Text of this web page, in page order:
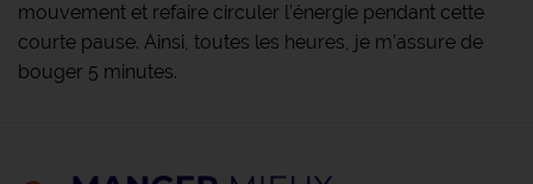
mouvement et refaire circuler l’énergie pendant cette
courte pause. Ainsi, toutes les heures, je m’assure de
bouger 5 minutes.